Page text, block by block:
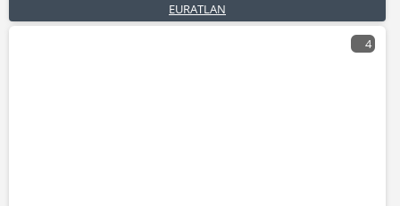
EURATLAN
4